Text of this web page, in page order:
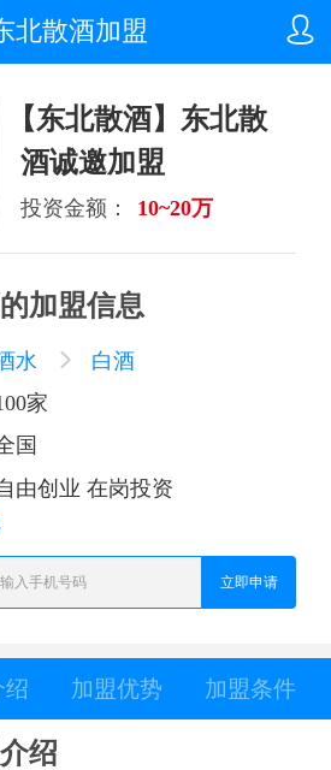

北散酒加盟
【东北散酒】东北散
酒诚邀加盟
投资金额： 10~20万
加盟信息
水  白酒
家
国
由创业 在岗投资
立即申请
绍 加盟优势 加盟条件
绍